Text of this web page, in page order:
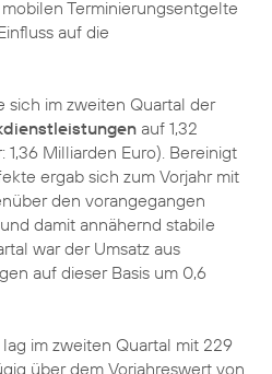
Terminierungsentgelte
auf die
sich im zweiten Quartal der
auf 1,32
1,36 Milliarden Euro). Bereinigt
ergab sich zum Vorjahr mit
den vorangegangen
damit annähernd stabile
war der Umsatz aus
auf dieser Basis um 0,6
lag im zweiten Quartal mit 229
über dem Vorjahreswert von